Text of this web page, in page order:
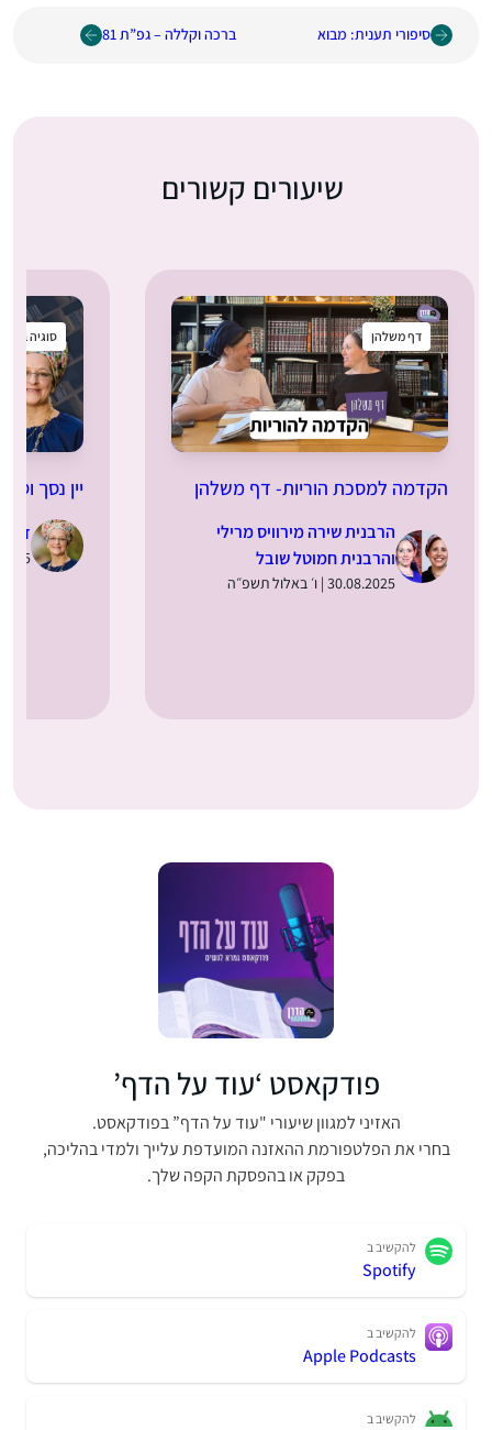
תענית: מבוא ברכה וקללה – גפ”ת 81
שיעורים קשורים
למסכת הוריות- דף משלהן
הרבנית שירה מירוויס מרילי
והרבנית חמוטל שובל
30.08.2025 | ו׳ באלול תשפ״ה
סוגיה בקטנה
יין נסך וסתם יינם
ד”ר מירב
28.08.2025 | ד׳ באלול תשפ״ה
פודקאסט ‘עוד על הדף’
האזיני למגוון שיעורי "עוד על הדף” בפודקאסט.
הפלטפורמת ההאזנה המועדפת עלייך ולמדי בהליכה,
בפקק או בהפסקת הקפה שלך.
להקשיב ב
Spotify
להקשיב ב
Apple Podcasts
להקשיב ב